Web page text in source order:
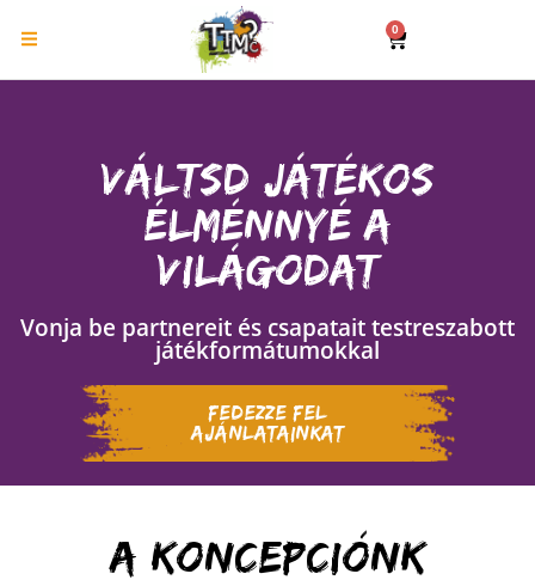
0
Váltsd játékos
élménnyé a
világodat
Vonja be partnereit és csapatait testreszabott
játékformátumokkal
Fedezze fel
ajánlatainkat
A koncepciónk